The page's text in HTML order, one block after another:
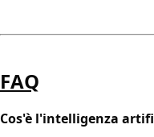
FAQ
Cos'è l'intelligenza